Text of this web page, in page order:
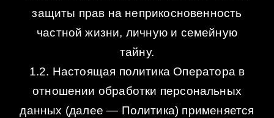
защиты прав на неприкосновенность
частной жизни, личную и семейную
тайну.
1.2. Настоящая политика Оператора в
отношении обработки персональных
данных (далее — Политика) применяется